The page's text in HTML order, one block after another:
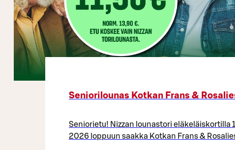
Seniorilounas Kotkan Frans &
Seniorietu! Nizzan lounastori eläkeläiskortilla
2026 loppuun saakka Kotkan Frans &